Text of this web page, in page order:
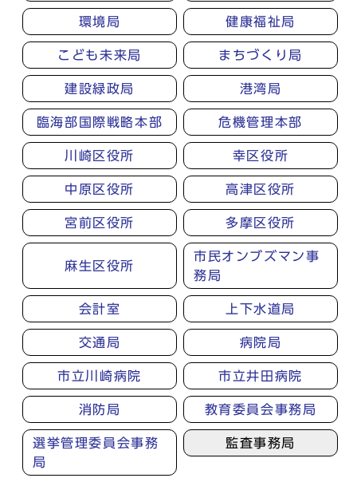
環境局 健康福祉局
こども未来局 まちづくり局
建設緑政局 港湾局
臨海部国際戦略本部 危機管理本部
川崎区役所 幸区役所
中原区役所 高津区役所
宮前区役所 多摩区役所
麻生区役所
市民オンブズマン事
務局
会計室 上下水道局
交通局 病院局
市立川崎病院 市立井田病院
消防局 教育委員会事務局
選挙管理委員会事務
局
監査事務局